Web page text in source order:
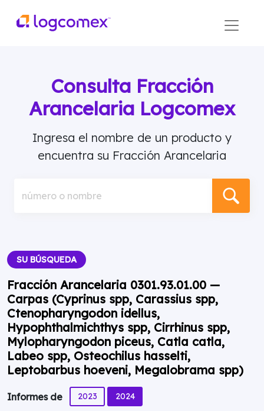
Consulta Fracción
Arancelaria Logcomex
Ingresa el nombre de un producto y
encuentra su Fracción Arancelaria
número o nombre
SU BÚSQUEDA
Fracción Arancelaria 0301.93.01.00 —
Carpas (Cyprinus spp, Carassius spp,
Ctenopharyngodon idellus,
Hypophthalmichthys spp, Cirrhinus spp,
Mylopharyngodon piceus, Catla catla,
Labeo spp, Osteochilus hasselti,
Leptobarbus hoeveni, Megalobrama spp)
Informes de 2023 2024